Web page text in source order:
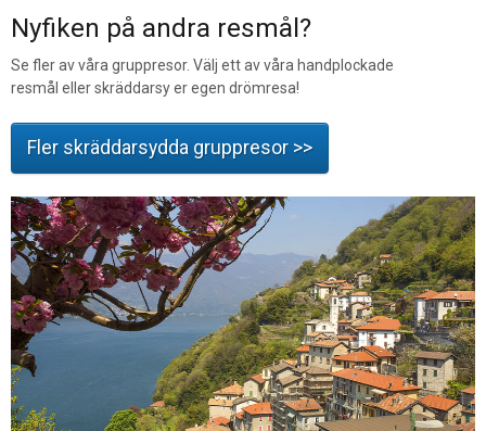
Nyfiken på andra resmål?
Se fler av våra gruppresor. Välj ett av våra handplockade
resmål eller skräddarsy er egen drömresa!
Fler skräddarsydda gruppresor >>